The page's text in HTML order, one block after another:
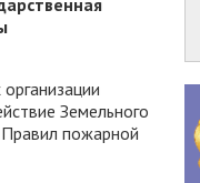
Земельного
пожарной